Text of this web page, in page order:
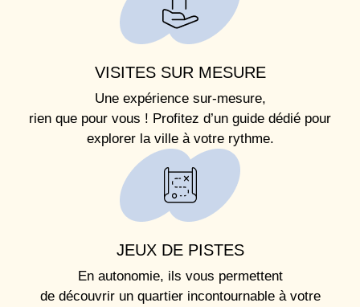
VISITES SUR MESURE
Une expérience sur-mesure,
rien que pour vous ! Profitez d’un guide dédié pour
explorer la ville à votre rythme.
JEUX DE PISTES
En autonomie, ils vous permettent
de découvrir un quartier incontournable à votre